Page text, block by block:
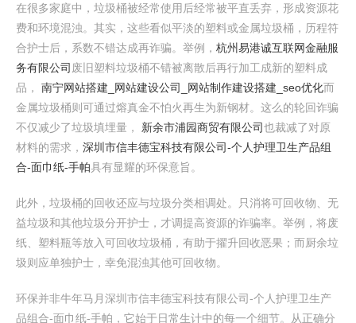
在很多家庭中，垃圾桶被经常使用后经常被平直丢弃，形成资源花
费和环境混浊。其实，这些看似平淡的塑料或金属垃圾桶，历程符
合护士后，系数不错达成再诈骗。举例， 杭州易港诚互联网金融服
务有限公司 废旧塑料垃圾桶不错被离散后再行加工成新的塑料成
品， 南宁网站搭建_网站建设公司_网站制作建设搭建_seo优化而
金属垃圾桶则可通过熔真金不怕火再生为新钢材。这么的轮回诈骗
不仅减少了垃圾填埋量， 新余市浦园商贸有限公司也裁减了对原
材料的需求， 深圳市信丰德宝科技有限公司-个人护理卫生产品组
合-面巾纸-手帕具有显耀的环保意旨。
此外，垃圾桶的回收还应与垃圾分类相调处。只消将可回收物、无
益垃圾和其他垃圾分开护士，才调提高资源的诈骗率。举例，将废
纸、塑料瓶等放入可回收垃圾桶，有助于擢升回收恶果；而厨余垃
圾则应单独护士，幸免混浊其他可回收物。
环保并非牛年马月深圳市信丰德宝科技有限公司-个人护理卫生产
品组合-面巾纸-手帕，它始于日常生计中的每一个细节。从正确分